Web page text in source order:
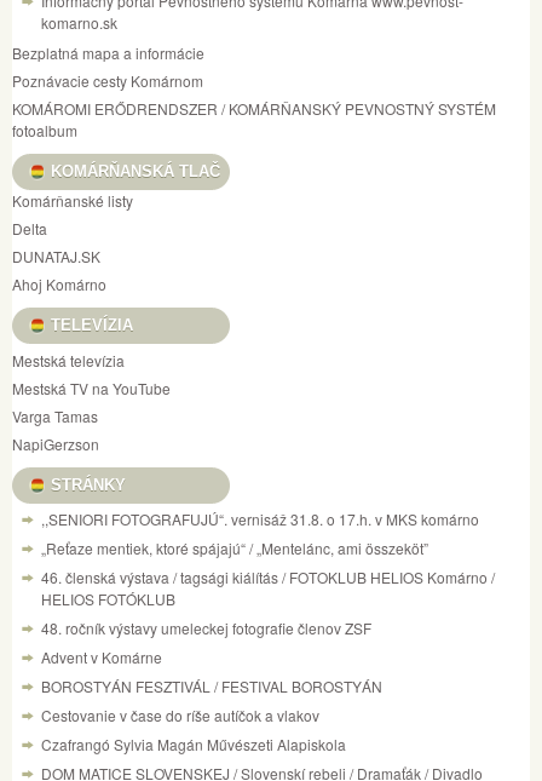
komarno.sk
Bezplatná mapa a informácie
Poznávacie cesty Komárnom
KOMÁROMI ERŐDRENDSZER / KOMÁRŇANSKÝ PEVNOSTNÝ SYSTÉM
fotoalbum
KOMÁRŇANSKÁ TLAČ
Komárňanské listy
Delta
DUNATAJ.SK
Ahoj Komárno
TELEVÍZIA
Mestská televízia
Mestská TV na YouTube
Varga Tamas
NapiGerzson
STRÁNKY
,,SENIORI FOTOGRAFUJÚ“. vernisáž 31.8. o 17.h. v MKS komárno
„Reťaze mentiek, ktoré spájajú“ / „Mentelánc, ami összeköt”
46. členská výstava / tagsági kiálítás / FOTOKLUB HELIOS Komárno /
HELIOS FOTÓKLUB
48. ročník výstavy umeleckej fotografie členov ZSF
Advent v Komárne
BOROSTYÁN FESZTIVÁL / FESTIVAL BOROSTYÁN
Cestovanie v čase do ríše autíčok a vlakov
Czafrangó Sylvia Magán Művészeti Alapiskola
DOM MATICE SLOVENSKEJ / Slovenskí rebeli / Dramaťák / Divadlo